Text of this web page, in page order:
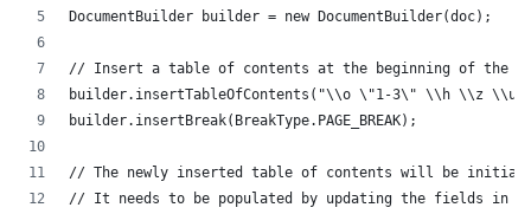
DocumentBuilder builder = new DocumentBuilder(doc);
// Insert a table of contents at the beginning of the
builder.insertTableOfContents("\\o \"1-3\" \\h \\z
builder.insertBreak(BreakType.PAGE_BREAK);
// The newly inserted table of contents will be
// It needs to be populated by updating the fields in